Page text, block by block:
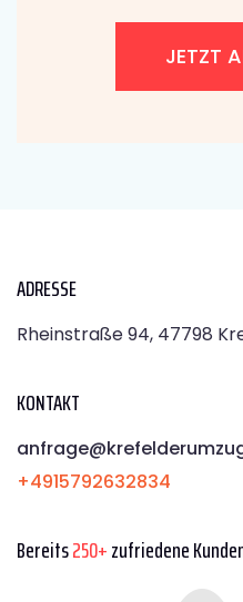
JETZT
ADRESSE
Rheinstraße 94, 47798
KONTAKT
+4915792632834
Bereits250+zufriedene